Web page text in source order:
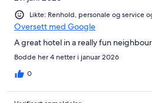
Likte: Renhold, personale og service
Oversett med Google
A great hotel in a really fun
Bodde her 4 netter i januar 2026
0